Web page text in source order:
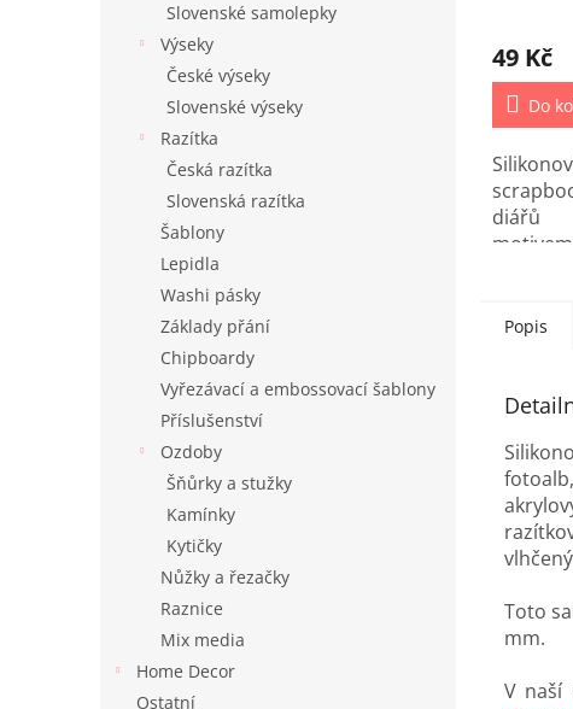
Slovenské samolepky
Výseky
České výseky
Slovenské výseky
Razítka
Česká razítka
Slovenská razítka
Šablony
Lepidla
Washi pásky
Základy přání
Chipboardy
Vyřezávací a embossovací šablony
Příslušenství
Ozdoby
Šňůrky a stužky
Kamínky
Kytičky
Nůžky a řezačky
Raznice
Mix media
Home Decor
Ostatní
49 Kč
Do
diářů
Popis
Toto
mm.
V naší